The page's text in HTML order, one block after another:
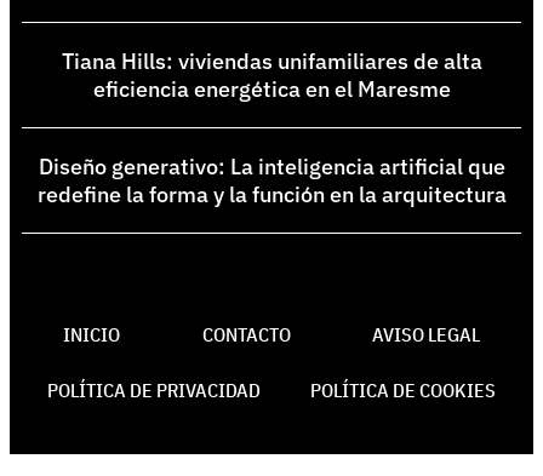
Tiana Hills: viviendas unifamiliares de alta
eficiencia energética en el Maresme
Diseño generativo: La inteligencia artificial que
redefine la forma y la función en la arquitectura
INICIO CONTACTO AVISO LEGAL
POLÍTICA DE PRIVACIDAD POLÍTICA DE COOKIES